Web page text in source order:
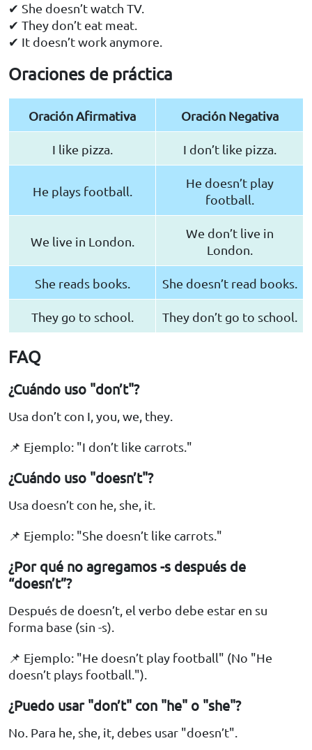
✔ She doesn’t watch TV.
✔ They don’t eat meat.
✔ It doesn’t work anymore.
Oraciones de práctica
Oración Afirmativa Oración Negativa
I like pizza. I don’t like pizza.
He plays football.
He doesn’t play
football.
We live in London.
We don’t live in
London.
She reads books. She doesn’t read books.
They go to school. They don’t go to school.
FAQ
¿Cuándo uso "don’t"?
Usa don’t con I, you, we, they.
📌 Ejemplo: "I don’t like carrots."
¿Cuándo uso "doesn’t"?
Usa doesn’t con he, she, it.
📌 Ejemplo: "She doesn’t like carrots."
¿Por qué no agregamos -s después de
“doesn’t”?
Después de doesn’t, el verbo debe estar en su
forma base (sin -s).
📌 Ejemplo: "He doesn’t play football" (No "He
doesn’t plays football.").
¿Puedo usar "don’t" con "he" o "she"?
No. Para he, she, it, debes usar "doesn’t".